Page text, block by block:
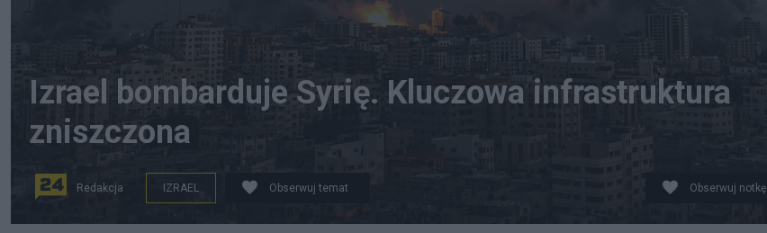
Izrael bombarduje Syrię. Kluczowa infrastruktura
zniszczona
Redakcja IZRAEL Obserwuj temat Obserwuj notkę